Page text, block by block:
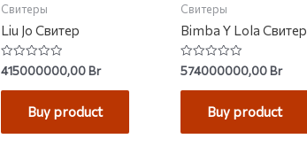
Свитеры
Liu Jo Свитер
Rated
0
out
415000000,00Br
Buy product
Свитеры
Bimba Y Lola Свитер
Rated
0
out
574000000,00Br
Buy product